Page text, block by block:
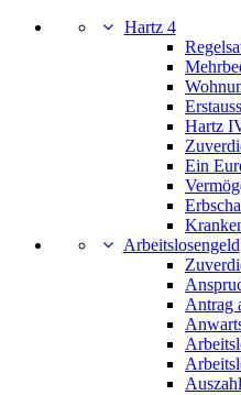
Hartz 4
Hartz
Ein
Arbeitslosengeld
Antrag